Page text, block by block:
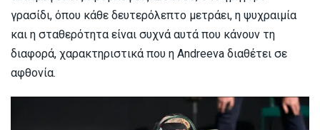
γρασίδι, όπου κάθε δευτερόλεπτο μετράει, η ψυχραιμία
και η σταθερότητα είναι συχνά αυτά που κάνουν τη
διαφορά, χαρακτηριστικά που η Andreeva διαθέτει σε
αφθονία.